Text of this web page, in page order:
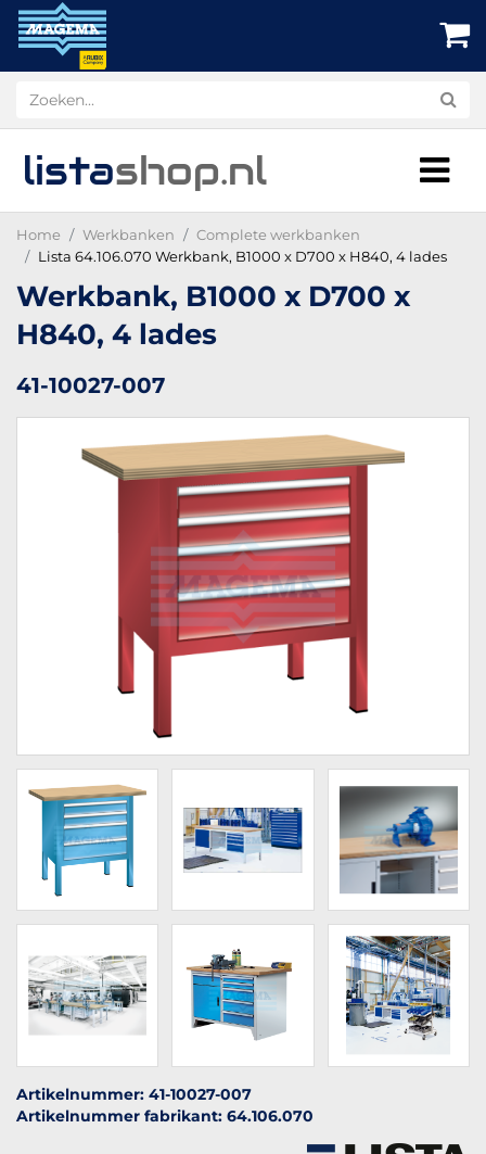
listashop.nl
Home Werkbanken
Complete werkbanken
Lista 64.106.070 Werkbank, B1000 x D700 x H840, 4 lades
Werkbank, B1000 x D700 x
H840, 4 lades
41-10027-007
Artikelnummer: 41-10027-007
Artikelnummer fabrikant: 64.106.070